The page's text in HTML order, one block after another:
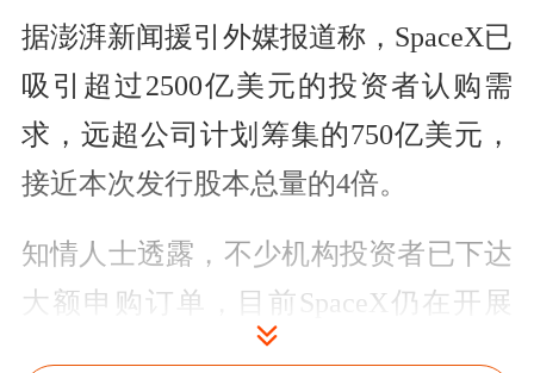
据澎湃新闻援引外媒报道称，SpaceX已
吸引超过2500亿美元的投资者认购需
求，远超公司计划筹集的750亿美元，
接近本次发行股本总量的4倍。
知情人士透露，不少机构投资者已下达
大额申购订单，目前SpaceX仍在开展
IPO路演推介工作。